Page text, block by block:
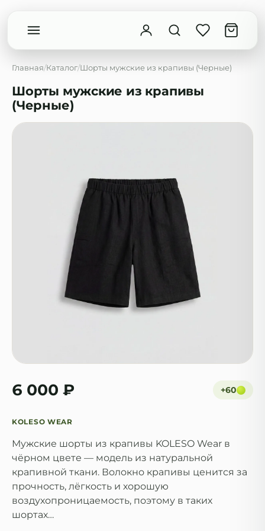
Введите минимум 2 символа
Главная/Каталог/Шорты мужские из крапивы (Черные)
Шорты мужские из крапивы
(Черные)
6 000 ₽ +60
KOLESO WEAR
Мужские шорты из крапивы KOLESO Wear в
чёрном цвете — модель из натуральной
крапивной ткани. Волокно крапивы ценится за
прочность, лёгкость и хорошую
воздухопроницаемость, поэтому в таких
шортах…